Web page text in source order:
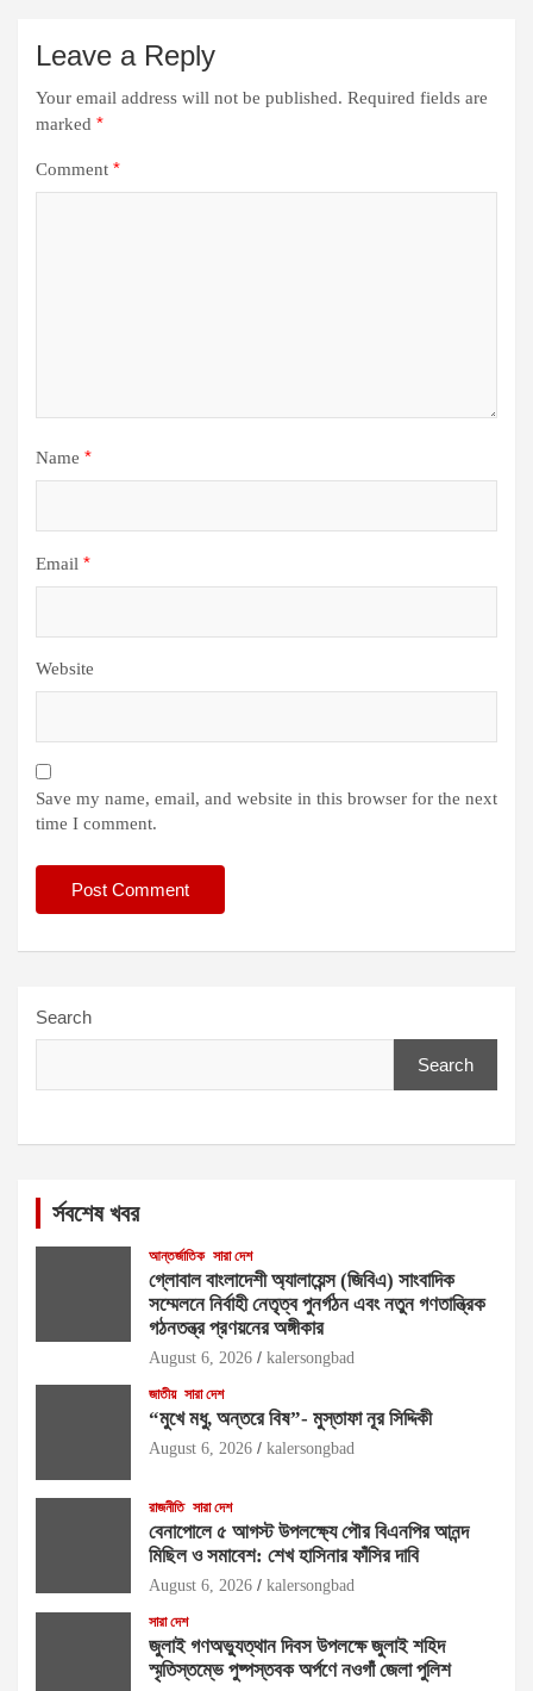
Leave a Reply
Your email address will not be published. Required fields are
marked *
Comment *
Name *
Email *
Website
Save my name, email, and website in this browser for the next
time I comment.
Search
Search
র্সবশেষ খবর
আন্তর্জাতিক সারা দেশ
গ্লোবাল বাংলাদেশী অ্যালায়েন্স (জিবিএ) সাংবাদিক
সম্মেলনে নির্বাহী নেতৃত্ব পুনর্গঠন এবং নতুন গণতান্ত্রিক
গঠনতন্ত্র প্রণয়নের অঙ্গীকার
August 6, 2026 kalersongbad
জাতীয় সারা দেশ
“মুখে মধু, অন্তরে বিষ”- মুস্তাফা নূর সিদ্দিকী
August 6, 2026 kalersongbad
রাজনীতি সারা দেশ
বেনাপোলে ৫ আগস্ট উপলক্ষ্যে পৌর বিএনপির আনন্দ
মিছিল ও সমাবেশ: শেখ হাসিনার ফাঁসির দাবি
August 6, 2026 kalersongbad
সারা দেশ
জুলাই গণঅভ্যুত্থান দিবস উপলক্ষে জুলাই শহিদ
স্মৃতিস্তম্ভে পুষ্পস্তবক অর্পণে নওগাঁ জেলা পুলিশ